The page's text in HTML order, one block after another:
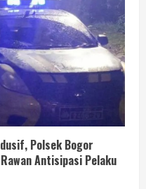
Polsek Bogor
Antisipasi Pelaku